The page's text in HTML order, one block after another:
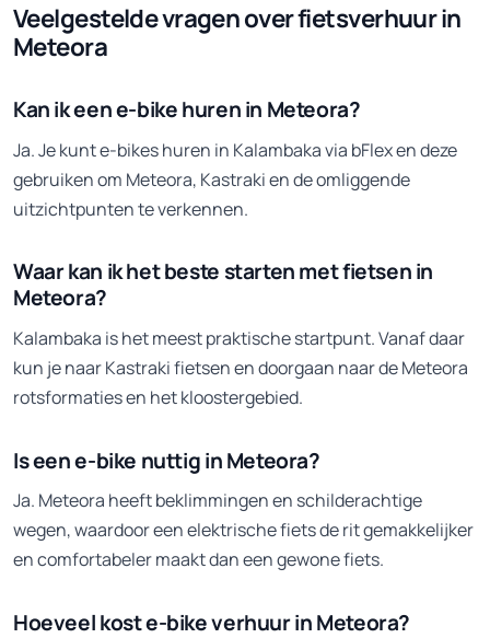
Veelgestelde vragen over fietsverhuur in
Meteora
Kan ik een e-bike huren in Meteora?
Ja. Je kunt e-bikes huren in Kalambaka via bFlex en deze
gebruiken om Meteora, Kastraki en de omliggende
uitzichtpunten te verkennen.
Waar kan ik het beste starten met fietsen in
Meteora?
Kalambaka is het meest praktische startpunt. Vanaf daar
kun je naar Kastraki fietsen en doorgaan naar de Meteora
rotsformaties en het kloostergebied.
Is een e-bike nuttig in Meteora?
Ja. Meteora heeft beklimmingen en schilderachtige
wegen, waardoor een elektrische fiets de rit gemakkelijker
en comfortabeler maakt dan een gewone fiets.
Hoeveel kost e-bike verhuur in Meteora?